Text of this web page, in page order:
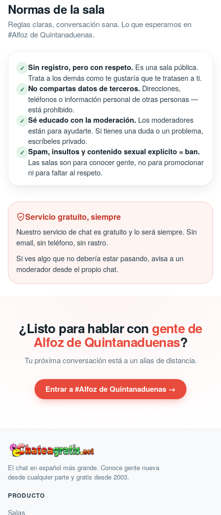
Normas de la sala
Reglas claras, conversación sana. Lo que esperamos en
#Alfoz de Quintanaduenas.
✓ Sin registro, pero con respeto. Es una sala pública.
Trata a los demás como te gustaría que te tratasen a ti.
✓ No compartas datos de terceros. Direcciones,
teléfonos o información personal de otras personas —
está prohibido.
✓ Sé educado con la moderación. Los moderadores
están para ayudarte. Si tienes una duda o un problema,
escríbeles privado.
✓ Spam, insultos y contenido sexual explícito = ban.
Las salas son para conocer gente, no para promocionar
ni para faltar al respeto.
Servicio gratuito, siempre
Nuestro servicio de chat es gratuito y lo será siempre. Sin
email, sin teléfono, sin rastro.
Si ves algo que no debería estar pasando, avisa a un
moderador desde el propio chat.
¿Listo para hablar con gente de
Alfoz de Quintanaduenas?
Tu próxima conversación está a un alias de distancia.
Entrar a #Alfoz de Quintanaduenas →
El chat en español más grande. Conoce gente nueva
desde cualquier parte y gratis desde 2003.
PRODUCTO
Salas